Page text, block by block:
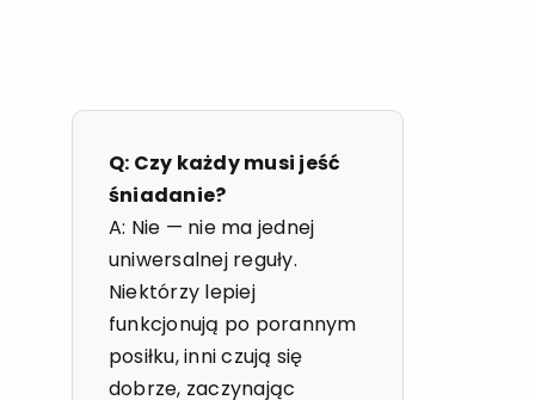
Q: Czy każdy musi jeść
śniadanie?
A: Nie — nie ma jednej
uniwersalnej reguły.
Niektórzy lepiej
funkcjonują po porannym
posiłku, inni czują się
dobrze, zaczynając